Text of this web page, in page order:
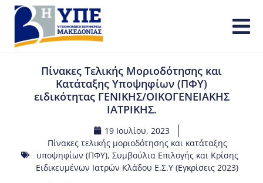
Πίνακες Τελικής Μοριοδότησης και
Κατάταξης Υποψηφίων (ΠΦΥ)
ειδικότητας ΓΕΝΙΚΗΣ/ΟΙΚΟΓΕΝΕΙΑΚΗΣ
ΙΑΤΡΙΚΗΣ.
19 Ιουλίου, 2023
Πίνακες τελικής μοριοδότησης και κατάταξης
υποψηφίων (ΠΦΥ), Συμβούλια Επιλογής και Κρίσης
Ειδικευμένων Ιατρών Κλάδου Ε.Σ.Υ (Εγκρίσεις 2023)